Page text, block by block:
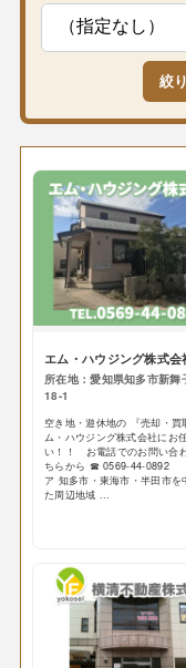
絞
エム・ハウジング株式会
所在地：愛知県知多市新舞
18-1
空き地・遊休地の 『売却・買
ム・ハウジング株式会社にお
い！！ お電話でのお問い合
ちらから ☎ 0569-44-0892
ア 知多市・東海市・半田市を
た周辺地域 ...